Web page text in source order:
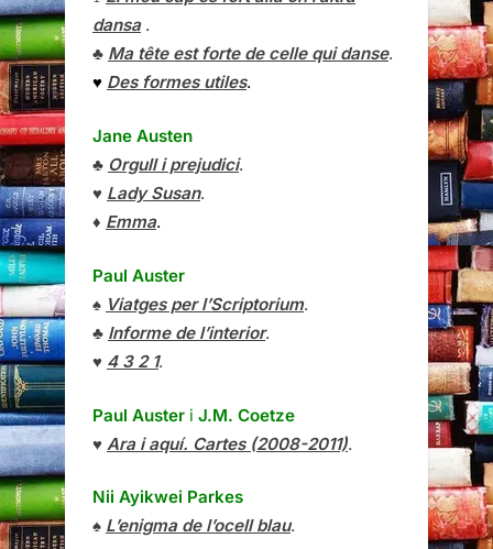
dansa.
♣ Ma tête est forte de celle qui danse.
♥ Des formes utiles.
Jane Austen
♣ Orgull i prejudici.
♥ Lady Susan.
♦ Emma.
Paul Auster
♠ Viatges per l’Scriptorium.
♣ Informe de l’interior.
♥ 4 3 2 1.
Paul Auster i J.M. Coetze
♥ Ara i aquí. Cartes (2008-2011).
Nii Ayikwei Parkes
♠ L’enigma de l’ocell blau.